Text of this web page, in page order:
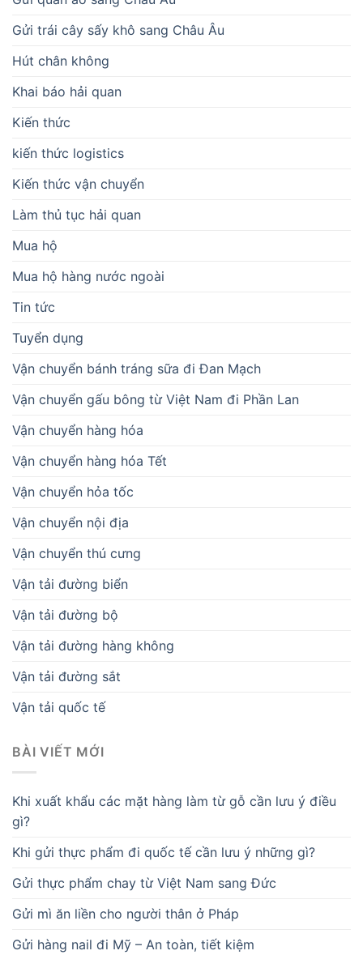
Gửi trái cây sấy khô sang Châu Âu
Hút chân không
Khai báo hải quan
Kiến thức
kiến thức logistics
Kiến thức vận chuyển
Làm thủ tục hải quan
Mua hộ
Mua hộ hàng nước ngoài
Tin tức
Tuyển dụng
Vận chuyển bánh tráng sữa đi Đan Mạch
Vận chuyển gấu bông từ Việt Nam đi Phần Lan
Vận chuyển hàng hóa
Vận chuyển hàng hóa Tết
Vận chuyển hỏa tốc
Vận chuyển nội địa
Vận chuyển thú cưng
Vận tải đường biển
Vận tải đường bộ
Vận tải đường hàng không
Vận tải đường sắt
Vận tải quốc tế
BÀI VIẾT MỚI
Khi xuất khẩu các mặt hàng làm từ gỗ cần lưu ý điều
gì?
Khi gửi thực phẩm đi quốc tế cần lưu ý những gì?
Gửi thực phẩm chay từ Việt Nam sang Đức
Gửi mì ăn liền cho người thân ở Pháp
Gửi hàng nail đi Mỹ – An toàn, tiết kiệm